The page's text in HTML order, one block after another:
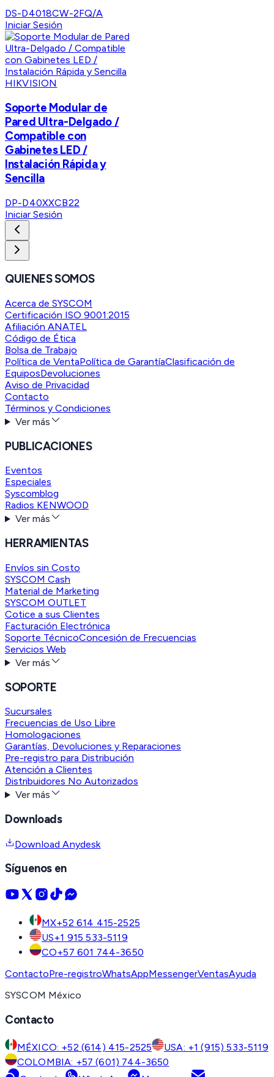
DS-D4018CW-2FQ/A
Iniciar Sesión
HIKVISION
Soporte Modular de
Pared Ultra-Delgado /
Compatible con
Gabinetes LED /
Instalación Rápida y
Sencilla
DP-D40XXCB22
Iniciar Sesión
QUIENES SOMOS
Acerca de SYSCOM
Certificación ISO 9001:2015
Afiliación ANATEL
Código de Ética
Bolsa de Trabajo
Política de VentaPolítica de GarantíaClasificación de
EquiposDevoluciones
Aviso de Privacidad
Contacto
Términos y Condiciones
Ver más
PUBLICACIONES
Eventos
Especiales
Syscomblog
Radios KENWOOD
Ver más
HERRAMIENTAS
Envíos sin Costo
SYSCOM Cash
Material de Marketing
SYSCOM OUTLET
Cotice a sus Clientes
Facturación Electrónica
Soporte TécnicoConcesión de Frecuencias
Servicios Web
Ver más
SOPORTE
Sucursales
Frecuencias de Uso Libre
Homologaciones
Garantías, Devoluciones y Reparaciones
Pre-registro para Distribución
Atención a Clientes
Distribuidores No Autorizados
Ver más
Downloads
Download Anydesk
Síguenos en
MX+52 614 415-2525
US+1 915 533-5119
CO+57 601 744-3650
ContactoPre-registroWhatsAppMessengerVentasAyuda
SYSCOM México
Contacto
MÉXICO: +52 (614) 415-2525
USA: +1 (915) 533-5119
COLOMBIA: +57 (601) 744-3650